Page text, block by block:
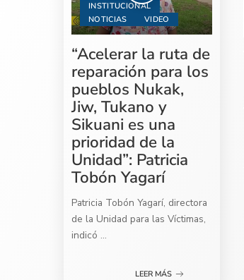
INSTITUCIONAL
NOTICIAS
VIDEO
“Acelerar la ruta de
reparación para los
pueblos Nukak,
Jiw, Tukano y
Sikuani es una
prioridad de la
Unidad”: Patricia
Tobón Yagarí
Patricia Tobón Yagarí, directora
de la Unidad para las Víctimas,
indicó ...
LEER MÁS